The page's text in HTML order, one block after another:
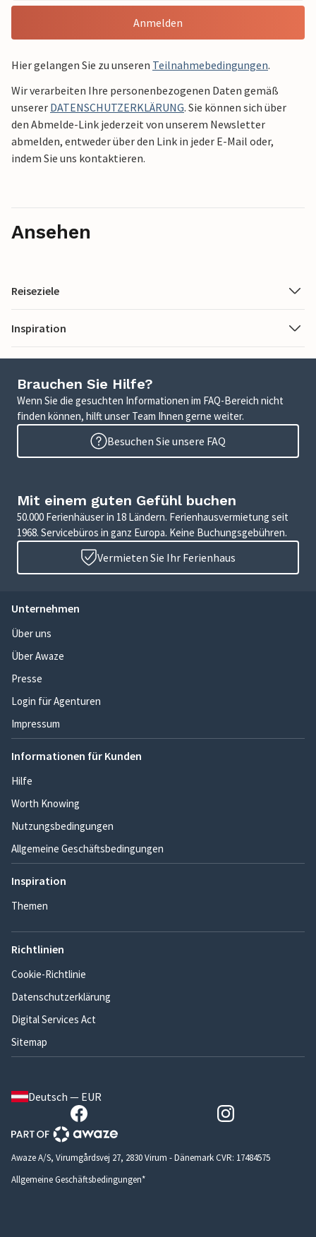
Anmelden
Hier gelangen Sie zu unseren Teilnahmebedingungen.
Wir verarbeiten Ihre personenbezogenen Daten gemäß
unserer DATENSCHUTZERKLÄRUNG. Sie können sich über
den Abmelde-Link jederzeit von unserem Newsletter
abmelden, entweder über den Link in jeder E-Mail oder,
indem Sie uns kontaktieren.
Ansehen
Reiseziele
Inspiration
Brauchen Sie Hilfe?
Wenn Sie die gesuchten Informationen im FAQ-Bereich nicht
finden können, hilft unser Team Ihnen gerne weiter.
Besuchen Sie unsere FAQ
Mit einem guten Gefühl buchen
50.000 Ferienhäuser in 18 Ländern. Ferienhausvermietung seit
1968. Servicebüros in ganz Europa. Keine Buchungsgebühren.
Vermieten Sie Ihr Ferienhaus
Unternehmen
Über uns
Über Awaze
Presse
Login für Agenturen
Impressum
Informationen für Kunden
Hilfe
Worth Knowing
Nutzungsbedingungen
Allgemeine Geschäftsbedingungen
Inspiration
Themen
Richtlinien
Cookie-Richtlinie
Datenschutzerklärung
Digital Services Act
Sitemap
Deutsch — EUR
Awaze A/S, Virumgårdsvej 27, 2830 Virum - Dänemark CVR: 17484575
Allgemeine Geschäftsbedingungen*